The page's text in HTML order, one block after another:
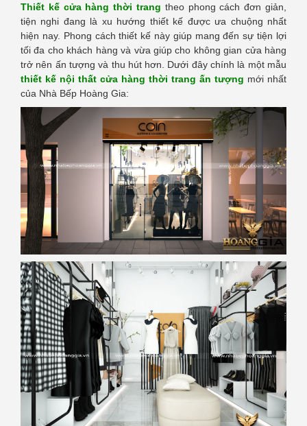
Thiết kế cửa hàng thời trang theo phong cách đơn giản,
tiện nghi đang là xu hướng thiết kế được ưa chuộng nhất
hiện nay. Phong cách thiết kế này giúp mang đến sự tiện lợi
tối đa cho khách hàng và vừa giúp cho không gian cửa hàng
trở nên ấn tượng và thu hút hơn. Dưới đây chính là một mẫu
thiết kế nội thất cửa hàng thời trang ấn tượng mới nhất
của Nhà Bếp Hoàng Gia: